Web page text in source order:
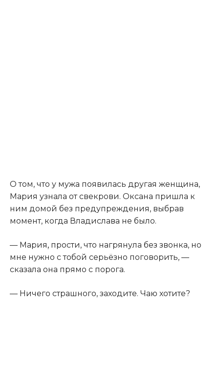
О том, что у мужа появилась другая женщина,
Мария узнала от свекрови. Оксана пришла к
ним домой без предупреждения, выбрав
момент, когда Владислава не было.
— Мария, прости, что нагрянула без звонка, но
мне нужно с тобой серьёзно поговорить, —
сказала она прямо с порога.
— Ничего страшного, заходите. Чаю хотите?